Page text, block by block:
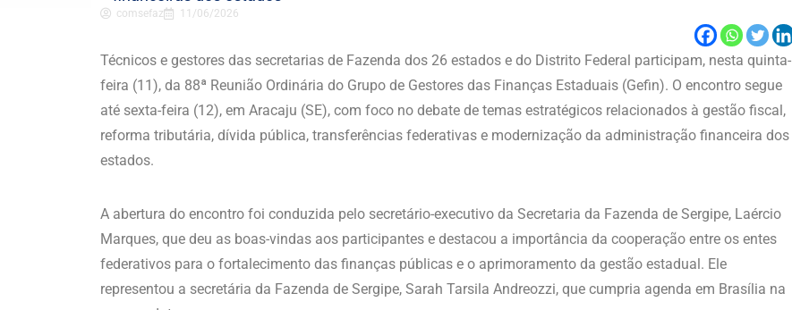
comsefaz 11/06/2026
Técnicos e gestores das secretarias de Fazenda dos 26 estados e do Distrito Federal participam, nesta quinta-
feira (11), da 88ª Reunião Ordinária do Grupo de Gestores das Finanças Estaduais (Gefin). O encontro segue
até sexta-feira (12), em Aracaju (SE), com foco no debate de temas estratégicos relacionados à gestão fiscal,
reforma tributária, dívida pública, transferências federativas e modernização da administração financeira dos
estados.
A abertura do encontro foi conduzida pelo secretário-executivo da Secretaria da Fazenda de Sergipe, Laércio
Marques, que deu as boas-vindas aos participantes e destacou a importância da cooperação entre os entes
federativos para o fortalecimento das finanças públicas e o aprimoramento da gestão estadual. Ele
representou a secretária da Fazenda de Sergipe, Sarah Tarsila Andreozzi, que cumpria agenda em Brasília na